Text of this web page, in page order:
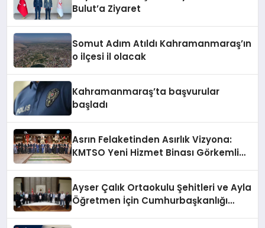
Bulut’a Ziyaret
Somut Adım Atıldı Kahramanmaraş’ın
o ilçesi il olacak
Kahramanmaraş’ta başvurular
başladı
Asrın Felaketinden Asırlık Vizyona:
KMTSO Yeni Hizmet Binası Görkemli
Ayser Çalık Ortaokulu Şehitleri ve Ayla
Öğretmen İçin Cumhurbaşkanlığı